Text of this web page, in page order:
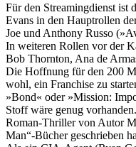
Für den Streamingdienst ist
Evans in den Hauptrollen
Joe und Anthony Russo
In weiteren Rollen vor der
Bob Thornton, Ana de
Die Hoffnung für den 200
wohl, ein Franchise zu
»Bond« oder »Mission:
Stoff wäre genug
Roman-Thriller von Autor
Man“-Bücher geschrieben